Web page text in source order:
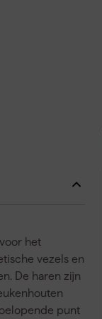
het
vezels en
De haren zijn
punt